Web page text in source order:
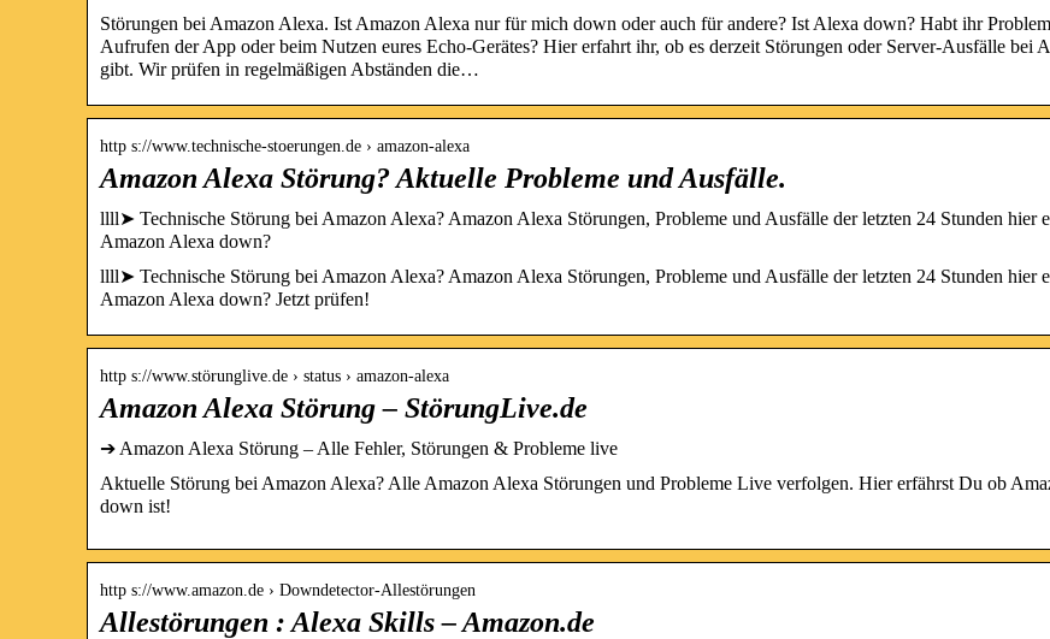
Störungen bei Amazon Alexa. Ist Amazon Alexa nur für mich down oder auch für andere? Ist Alexa down? Habt ihr
Aufrufen der App oder beim Nutzen eures Echo-Gerätes? Hier erfahrt ihr, ob es derzeit Störungen oder Server-Ausfälle bei
gibt. Wir prüfen in regelmäßigen Abständen die…
http s://www.technische-stoerungen.de › amazon-alexa
Amazon Alexa Störung? Aktuelle Probleme und Ausfälle.
llll➤ Technische Störung bei Amazon Alexa? Amazon Alexa Störungen, Probleme und Ausfälle der letzten 24 Stunden hier
Amazon Alexa down?
llll➤ Technische Störung bei Amazon Alexa? Amazon Alexa Störungen, Probleme und Ausfälle der letzten 24 Stunden hier
Amazon Alexa down? Jetzt prüfen!
http s://www.störunglive.de › status › amazon-alexa
Amazon Alexa Störung – StörungLive.de
➔ Amazon Alexa Störung – Alle Fehler, Störungen & Probleme live
Aktuelle Störung bei Amazon Alexa? Alle Amazon Alexa Störungen und Probleme Live verfolgen. Hier erfährst Du ob
down ist!
http s://www.amazon.de › Downdetector-Allestörungen
Allestörungen : Alexa Skills – Amazon.de